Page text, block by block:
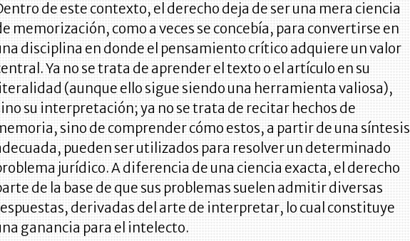
de este contexto, el derecho deja de ser una mera ciencia
memorización, como a veces se concebía, para convertirse en
disciplina en donde el pensamiento crítico adquiere un valor
Ya no se trata de aprender el texto o el artículo en su
literalidad (aunque ello sigue siendo una herramienta valiosa),
su interpretación; ya no se trata de recitar hechos de
sino de comprender cómo estos, a partir de una síntesis
pueden ser utilizados para resolver un determinado
jurídico. A diferencia de una ciencia exacta, el derecho
de la base de que sus problemas suelen admitir diversas
derivadas del arte de interpretar, lo cual constituye
ganancia para el intelecto.